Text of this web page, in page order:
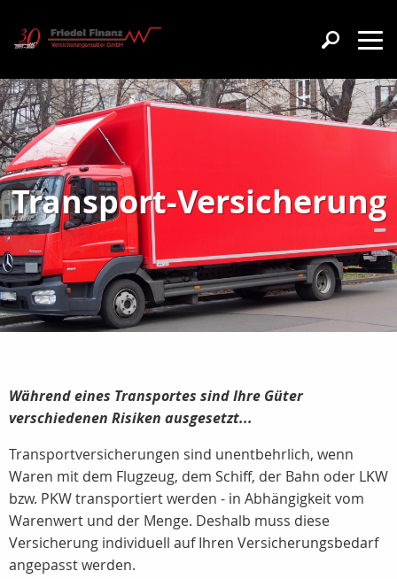
Transport-Versicherung
Während eines Transportes sind Ihre Güter
verschiedenen Risiken ausgesetzt...
Transportversicherungen sind unentbehrlich, wenn
Waren mit dem Flugzeug, dem Schiff, der Bahn oder LKW
bzw. PKW transportiert werden - in Abhängigkeit vom
Warenwert und der Menge. Deshalb muss diese
Versicherung individuell auf Ihren Versicherungsbedarf
angepasst werden.